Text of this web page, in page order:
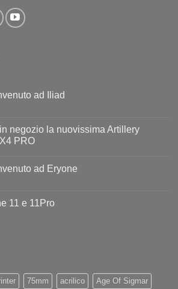
ad Iliad
negozio la nuovissima Artillery
PRO
ad Eryone
11 e 11Pro
75mm acrilico Age Of Sigmar